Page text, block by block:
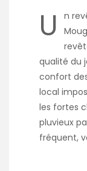
U
n
qualité du
confort
local
les fortes
pluvieux
fréquent,